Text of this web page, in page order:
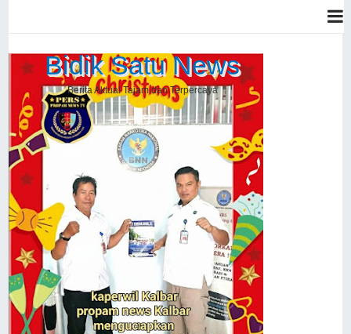
Bidik Satu News
Berita Aktual Tajam dan Terpercaya